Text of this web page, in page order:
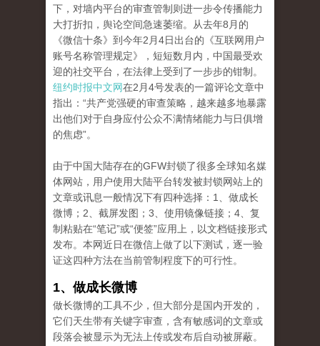
下，对墙内平台的审查管制则进一步令传播能力
大打折扣，舆论空间急速萎缩。从去年8月的
《微信十条》到今年2月4日出台的《互联网用户
账号名称管理规定》，短短数月内，中国最受欢
迎的社交平台，在法律上受到了一步步的钳制。
纽约时报中文网在2月4号发表的一篇评论文章中
指出：“共产党强硬的审查策略，越来越多地暴露
出他们对于自身应付公众不满情绪能力与日俱增
的焦虑”。
由于中国大陆存在的GFW封锁了很多全球知名媒
体网站，用户使用大陆平台转发被封锁网站上的
文章或讯息一般情况下有四种选择：1、做成长
微博；2、截屏发图；3、使用镜像链接；4、复
制粘贴在“笔记”或“便签”应用上，以文档链接形式
发布。本网近日在微信上做了以下测试，逐一验
证这四种方法在当前管制程度下的可行性。
1、做成长微博
做长微博的工具不少，但大部分是国内开发的，
它们天生带有关键字审查，含有敏感词的文章或
段落会被显示为无法上传或发布后自动被屏蔽。